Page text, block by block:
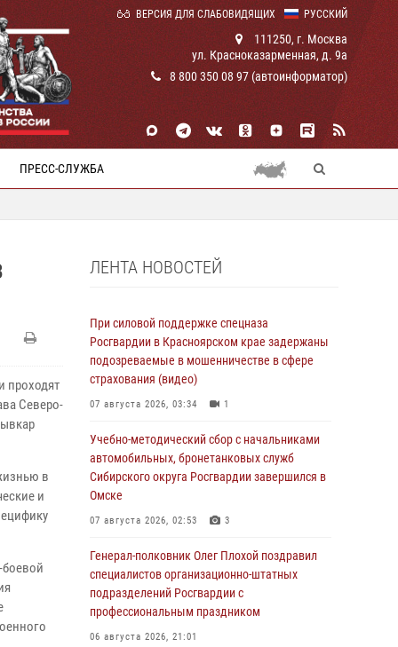
РУССКИЙ
ВЕРСИЯ ДЛЯ СЛАБОВИДЯЩИХ
111250, г. Москва
ул. Красноказарменная, д. 9а
8 800 350 08 97 (автоинформатор)
ПРЕСС-СЛУЖБА
проходят
Северо-
в
и
ЛЕНТА НОВОСТЕЙ
При силовой поддержке спецназа
Росгвардии в Красноярском крае задержаны
подозреваемые в мошенничестве в сфере
страхования (видео)
07 августа 2026, 03:34 1
Учебно-методический сбор с начальниками
автомобильных, бронетанковых служб
Сибирского округа Росгвардии завершился в
Омске
07 августа 2026, 02:53 3
Генерал-полковник Олег Плохой поздравил
специалистов организационно-штатных
подразделений Росгвардии с
профессиональным праздником
06 августа 2026, 21:01